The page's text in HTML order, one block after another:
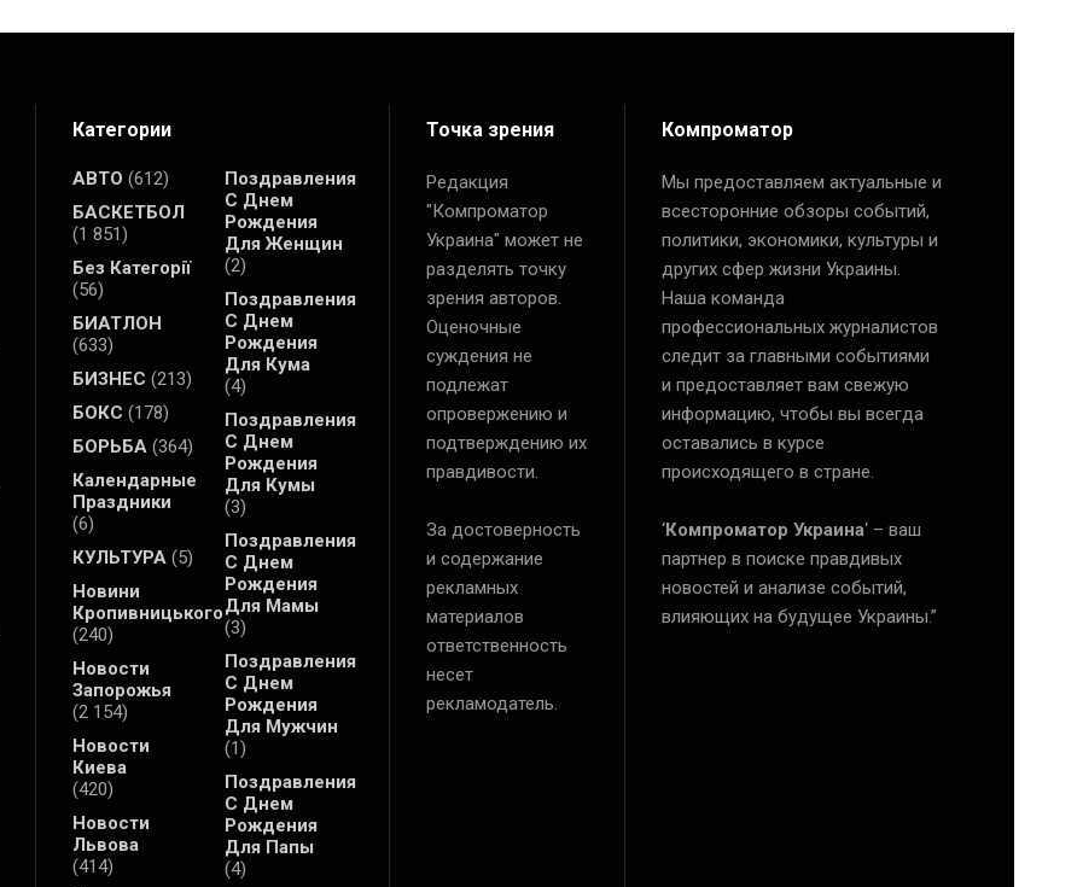
Категории
АВТО (612)
БАСКЕТБОЛ
(1 851)
Без Категорії
(56)
БИАТЛОН
(633)
БИЗНЕС (213)
БОКС (178)
БОРЬБА (364)
Календарные
Праздники
(6)
КУЛЬТУРА (5)
Новини
Кропивницького
(240)
Новости
Запорожья
(2 154)
Новости
Киева
(420)
Новости
Львова
(414)
Поздравления
С Днем
Рождения
Для Женщин
(2)
Поздравления
С Днем
Рождения
Для Кума
(4)
Поздравления
С Днем
Рождения
Для Кумы
(3)
Поздравления
С Днем
Рождения
Для Мамы
(3)
Поздравления
С Днем
Рождения
Для Мужчин
(1)
Поздравления
С Днем
Рождения
Для Папы
(4)
Точка зрения
Редакция
"Компроматор
Украина" может не
разделять точку
зрения авторов.
Оценочные
суждения не
подлежат
опровержению и
подтверждению их
правдивости.
За достоверность
и содержание
рекламных
материалов
ответственность
несет
рекламодатель.
Компроматор
Мы предоставляем актуальные и
всесторонние обзоры событий,
политики, экономики, культуры и
других сфер жизни Украины.
Наша команда
профессиональных журналистов
следит за главными событиями
и предоставляет вам свежую
информацию, чтобы вы всегда
оставались в курсе
происходящего в стране.
‘Компроматор Украина‘ – ваш
партнер в поиске правдивых
новостей и анализе событий,
влияющих на будущее Украины.”